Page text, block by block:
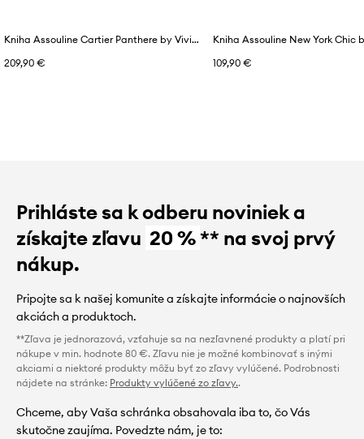
Kniha Assouline Cartier Panthere by Vivienne Becker, English
209,90 €
109,90 €
Prihláste sa k odberu noviniek a
získajte zľavu 20 %** na svoj prvý
nákup.
Pripojte sa k našej komunite a získajte informácie o najnovších
akciách a produktoch.
**Zľava je jednorazová, vzťahuje sa na nezľavnené produkty a platí pri
nákupe v min. hodnote 80 €. Zľavu nie je možné kombinovať s inými
akciami a niektoré produkty môžu byť zo zľavy vylúčené. Podrobnosti
nájdete na stránke: Produkty vylúčené zo zľavy..
Chceme, aby Vaša schránka obsahovala iba to, čo Vás
skutočne zaujíma. Povedzte nám, je to: